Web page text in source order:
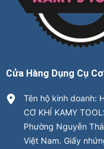
Cửa Hàng Dụng Cụ
Tên hộ kinh doanh:
CƠ KHÍ KAMY
Phường Nguyễn
Việt Nam. Giấy